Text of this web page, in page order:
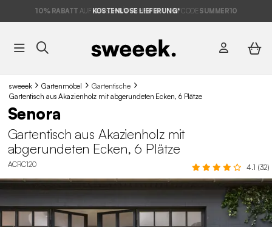
10% RABATT AUF DER SCHNÄPPCHEN* MIT DEM CODESUMMER10
KOSTENLOSE LIEFERUNG*
sweeek Gartenmöbel
Gartentische
Gartentisch aus Akazienholz mit abgerundeten Ecken, 6 Plätze
Senora
Gartentisch aus Akazienholz mit
abgerundeten Ecken, 6 Plätze
ACRC120 4.1 (32)